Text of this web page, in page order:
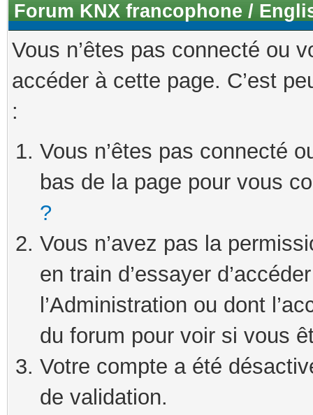
Forum KNX francophone /
Vous n’êtes pas connecté ou
accéder à cette page. C’est
:
Vous n’êtes pas connecté
bas de la page pour vous
?
Vous n’avez pas la
en train d’essayer
l’Administration ou dont
du forum pour voir si vous
Votre compte a été
de validation.